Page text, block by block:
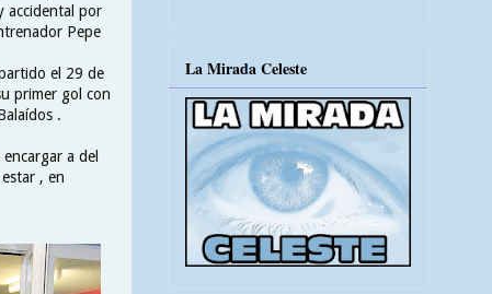
accidental por
Pepe
el 29 de
primer gol con
.
a del
, en
La Mirada Celeste